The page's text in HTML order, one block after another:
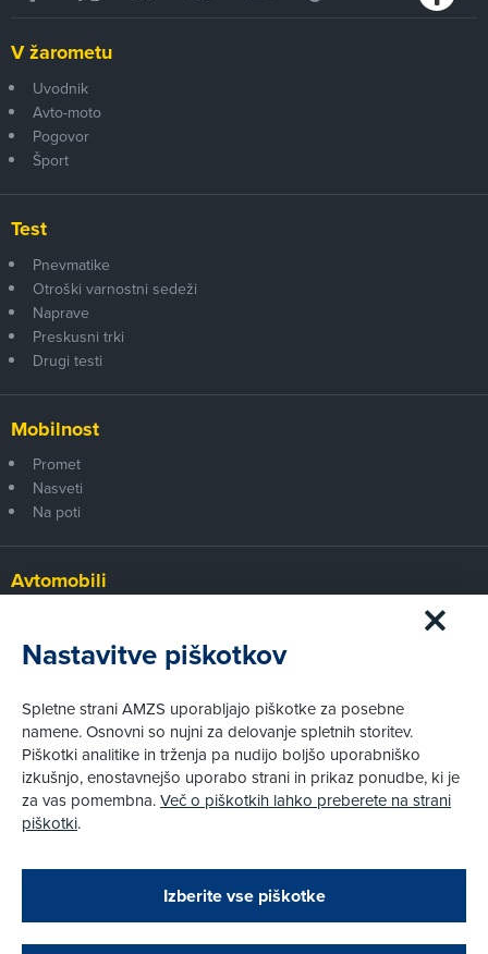
Zapri
Podarjamo vam 10 €!
Obstoječi in novi AMZS člani, ki boste v AMZS
opravili registracijo vozila, boste prejeli
V žarometu
Uvodnik
Avto-moto
Pogovor
Šport
Test
Pnevmatike
Otroški varnostni sedeži
Naprave
Preskusni trki
Drugi testi
Mobilnost
Promet
Nasveti
Na poti
Avtomobili
Prvi pogled
Za volanom
Tehnika
Pravni vidiki
Piškotki
Pravno obvestilo
Pri spletni včlanitvi so podprta naslednja plačilna sredstva:
Nastavitve piškotkov
Spletne strani AMZS uporabljajo piškotke za posebne
namene. Osnovni so nujni za delovanje spletnih storitev.
Piškotki analitike in trženja pa nudijo boljšo uporabniško
izkušnjo, enostavnejšo uporabo strani in prikaz ponudbe, ki je
za vas pomembna.Več o piškotkih lahko preberete na strani
piškotki.
Izberite vse piškotke